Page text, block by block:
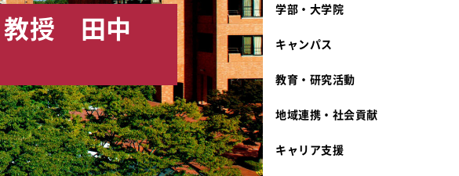
宮城学院 校歌
礼拝堂
カリキュラム・ポリシー
学部・大学院
生活文化デザイン学科
キャンパス
奨学金
大学祭
キャンパスメンバーズ
教育・研究活動動物実験に関する情報公開
キリスト教文化研究所
地域連携・社会貢献
カリキュラム・入室方法
キャリア支援
教授 田中